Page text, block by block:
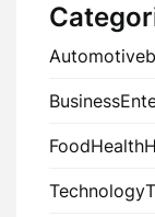
Automotive
Business
FoodHealth
Technology